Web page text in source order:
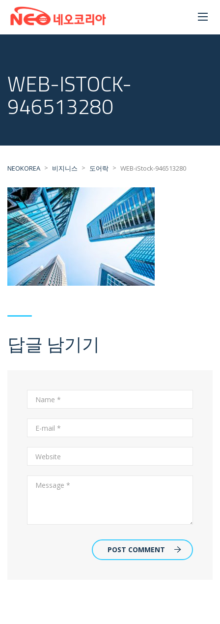
WEB-ISTOCK-
946513280
NEOKOREA > 비지니스 > 도어락 > WEB-iStock-946513280
답글 남기기
POST COMMENT